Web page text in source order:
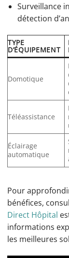
Surveillance
détection
TYPE
D’ÉQUIPEMENT
Domotique
Téléassistance
Éclairage
automatique
Pour
bénéfices,
Direct Hôpital
informations
les meilleures